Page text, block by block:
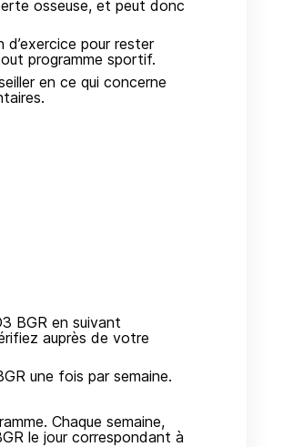
osseuse, et peut donc
pour rester
programme sportif.
en ce qui concerne
BGR en suivant
auprès de votre
une fois par semaine.
Chaque semaine,
le jour correspondant à